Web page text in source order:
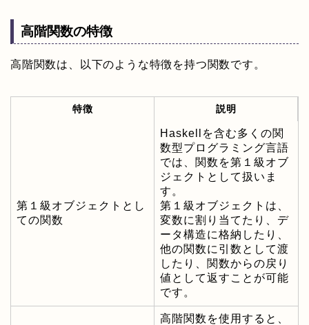
高階関数の特徴
高階関数は、以下のような特徴を持つ関数です。
特徴 説明
第１級オブジェクトとし
ての関数
Haskellを含む多くの関
数型プログラミング言語
では、関数を第１級オブ
ジェクトとして扱いま
す。
第１級オブジェクトは、
変数に割り当てたり、デ
ータ構造に格納したり、
他の関数に引数として渡
したり、関数からの戻り
値として返すことが可能
です。
高階関数を使用すると、